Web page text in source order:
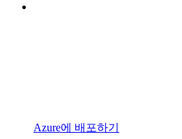
Azure에 배포하기